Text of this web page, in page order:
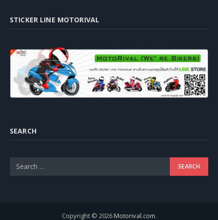
STICKER LINE MOTORIVAL
SEARCH
Copyright © 2026Motorival.com.